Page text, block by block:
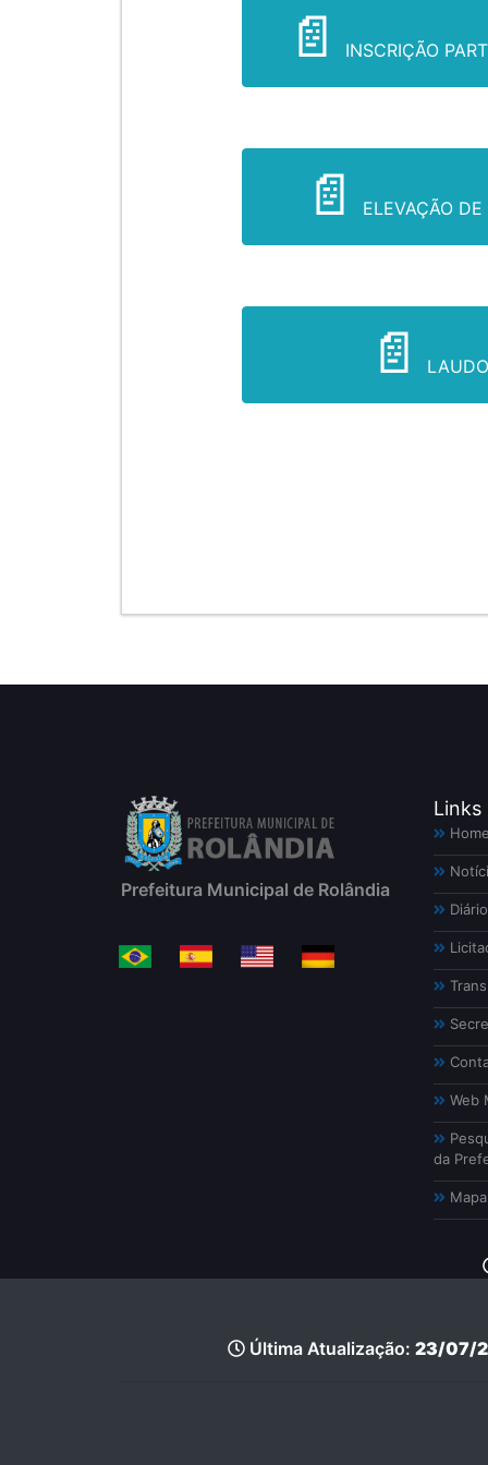
INSCRIÇÃO
ELEVAÇÃO
Prefeitura Municipal de Rolândia
Links
Web
da
Última Atualização: 23/07/